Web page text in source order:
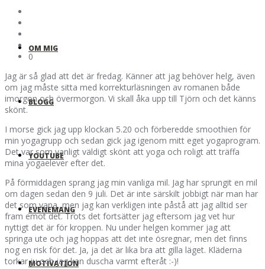
OM MIG
BLOGG
YOUTUBE
EVENEMANG
MOTIVATION
0
Jag är så glad att det är fredag. Känner att jag behöver helg, även
om jag måste sitta med korrekturläsningen av romanen både
imorgon och övermorgon. Vi skall åka upp till Tjörn och det känns
skönt.
I morse gick jag upp klockan 5.20 och förberedde smoothien för
min yogagrupp och sedan gick jag igenom mitt eget yogaprogram.
Det var som vanligt väldigt skönt att yoga och roligt att träffa
mina yogaelever efter det.
På förmiddagen sprang jag min vanliga mil. Jag har sprungit en mil
om dagen sedan den 9 juli. Det är inte särskilt jobbigt när man har
det som vana, men jag kan verkligen inte påstå att jag alltid ser
fram emot det. Trots det fortsätter jag eftersom jag vet hur
nyttigt det är för kroppen. Nu under helgen kommer jag att
springa ute och jag hoppas att det inte ösregnar, men det finns
nog en risk för det. Ja, ja det är lika bra att gilla läget. Kläderna
torkar ju och jag kan duscha varmt efteråt :-)!